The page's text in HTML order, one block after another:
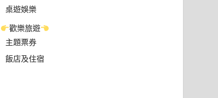
桌遊娛樂
歡樂旅遊
主題票券
飯店及住宿